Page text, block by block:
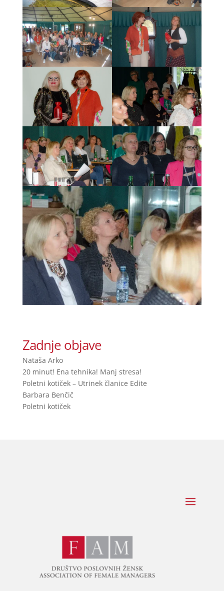
Zadnje objave
Nataša Arko
20 minut! Ena tehnika! Manj stresa!
Poletni kotiček – Utrinek članice Edite
Barbara Benčič
Poletni kotiček